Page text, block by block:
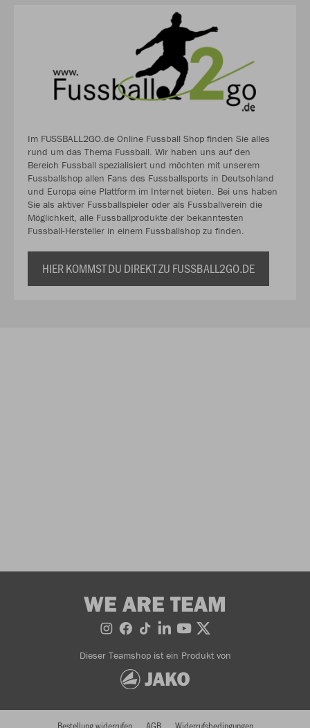
Im FUSSBALL2GO.de Online Fussball Shop finden Sie alles
rund um das Thema Fussball. Wir haben uns auf den
Bereich Fussball spezialisiert und möchten mit unserem
Fussballshop allen Fans des Fussballsports in Deutschland
und Europa eine Plattform im Internet bieten. Bei uns haben
Sie als aktiver Fussballspieler oder als Fussballverein die
Möglichkeit, alle Fussballprodukte der bekanntesten
Fussball-Hersteller in einem Fussballshop zu finden.
HIER KOMMST DU DIREKT ZU FUSSBALL2GO.DE
WE ARE TEAM
Dieser Teamshop ist ein Produkt von
Bestellung widerrufen AGB Widerrufsbedingungen